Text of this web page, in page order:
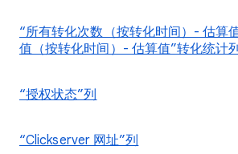
“所有转化次数（按转化时间）- 估算
值（按转化时间）- 估算值”转化统计
“授权状态”列
“Clickserver 网址”列